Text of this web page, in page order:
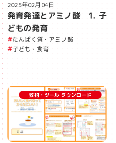
2025年02月04日
発育発達とアミノ酸 1. 子
どもの発育
たんぱく質・アミノ酸
子ども・食育
教材・ツール ダウンロード